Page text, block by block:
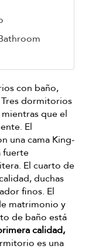
con baño,
dormitorios
que el
El
una cama King-
fuerte
El cuarto de
duchas
finos. El
matrimonio y
de baño está
calidad,
es una